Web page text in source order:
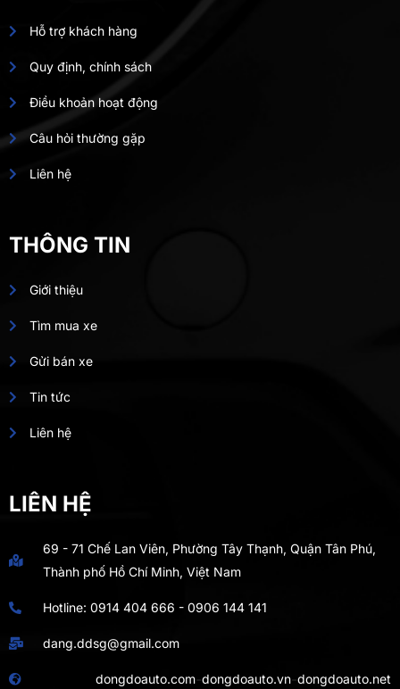
Hỗ trợ khách hàng
Quy định, chính sách
Điều khoản hoạt động
Câu hỏi thường gặp
Liên hệ
THÔNG TIN
Giới thiệu
Tìm mua xe
Gửi bán xe
Tin tức
Liên hệ
LIÊN HỆ
69 - 71 Chế Lan Viên, Phường Tây Thạnh, Quận Tân Phú,
Thành phố Hồ Chí Minh, Việt Nam
Hotline: 0914 404 666 - 0906 144 141
dang.ddsg@gmail.com
dongdoauto.com-dongdoauto.vn-dongdoauto.net